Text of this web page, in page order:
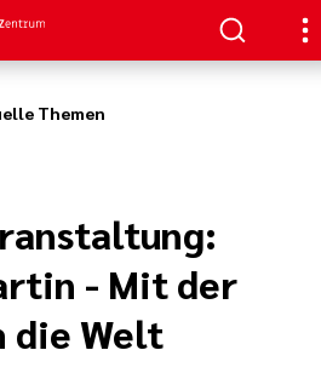
Themen
- Mit der
die Welt